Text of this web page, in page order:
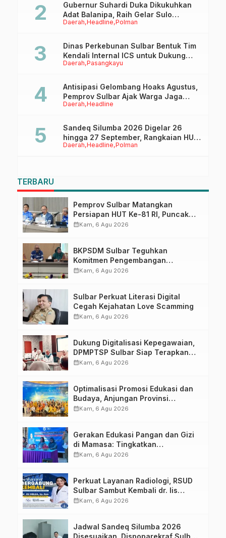
Daerah Headline Polman
Gubernur Suhardi Duka Dikukuhkan
Adat Balanipa, Raih Gelar Sulo
Tappidena
Daerah Pasangkayu
Dinas Perkebunan Sulbar Bentuk Tim
Kendali Internal ICS untuk Dukung
Sertifikasi ISPO Pekebun di
Daerah Headline
Antisipasi Gelombang Hoaks Agustus,
Pemprov Sulbar Ajak Warga Jaga
Ruang Digital
Daerah Headline Polman
Sandeq Silumba 2026 Digelar 26
hingga 27 September, Rangkaian HUT
Sulbar
TERBARU
Pemprov Sulbar Matangkan
Persiapan HUT Ke-81 RI, Puncak
Upacara di Lapangan Ahmad
calendar_monthKam, 6 Agu 2026
BKPSDM Sulbar Teguhkan
Komitmen Pengembangan
Kompetensi ASN melalui
calendar_monthKam, 6 Agu 2026
Sulbar Perkuat Literasi Digital
Cegah Kejahatan Love Scamming
calendar_monthKam, 6 Agu 2026
Dukung Digitalisasi Kepegawaian,
DPMPTSP Sulbar Siap Terapkan
Aplikasi FLEKSI ASN
calendar_monthKam, 6 Agu 2026
Optimalisasi Promosi Edukasi dan
Budaya, Anjungan Provinsi
Sulawesi Barat Perkuat Kolaborasi
calendar_monthKam, 6 Agu 2026
Gerakan Edukasi Pangan dan Gizi
di Mamasa: Tingkatkan
Pengetahuan dan Keterampilan
calendar_monthKam, 6 Agu 2026
Perkuat Layanan Radiologi, RSUD
Sulbar Sambut Kembali dr. Iis
Imelda, Sp.Rad
calendar_monthKam, 6 Agu 2026
Jadwal Sandeq Silumba 2026
Disesuaikan, Dispoparekraf Sulbar